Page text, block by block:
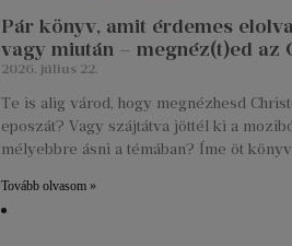
Pár könyv, amit érdemes
vagy miután – megnéz(t)ed az
2026. július 22.
Te is alig várod, hogy megnézhesd
eposzát? Vagy szájtátva jöttél ki a
mélyebbre ásni a témában? Íme öt
Tovább olvasom »